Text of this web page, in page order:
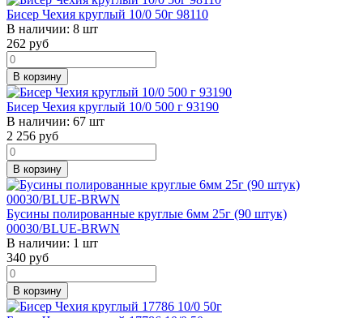
Бисер Чехия круглый 10/0 50г 98110
В наличии: 8 шт
262 руб
В корзину
Бисер Чехия круглый 10/0 500 г 93190
В наличии: 67 шт
2 256 руб
В корзину
Бусины полированные круглые 6мм 25г (90 штук)
00030/BLUE-BRWN
В наличии: 1 шт
340 руб
В корзину